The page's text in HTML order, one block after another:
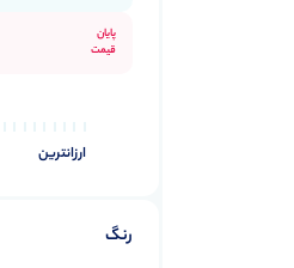
پایان
قیمت
ارزانترین
رنگ